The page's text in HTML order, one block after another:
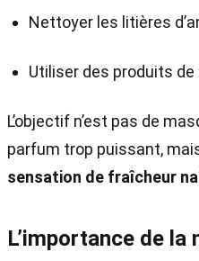
Nettoyer les litières
Utiliser des produits
L’objectif n’est pas de
parfum trop puissant,
sensation de fraîcheur
L’importance de la